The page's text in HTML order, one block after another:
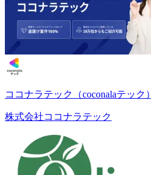
ココナラテック（coconalaテック）
株式会社ココナラテック